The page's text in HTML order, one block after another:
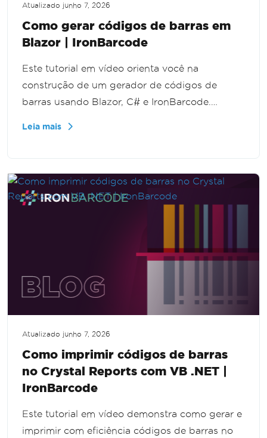
Atualizado junho 7, 2026
Como gerar códigos de barras em
Blazor | IronBarcode
Este tutorial em vídeo orienta você na
construção de um gerador de códigos de
barras usando Blazor, C# e IronBarcode.
capacidades de geração de códigos de barras
sem esforço.
Leia mais
Atualizado junho 7, 2026
Como imprimir códigos de barras
no Crystal Reports com VB .NET |
IronBarcode
Este tutorial em vídeo demonstra como gerar e
imprimir com eficiência códigos de barras no